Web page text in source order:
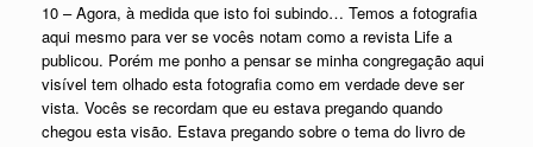
10 – Agora, à medida que isto foi subindo… Temos a fotografia
aqui mesmo para ver se vocês notam como a revista Life a
publicou. Porém me ponho a pensar se minha congregação aqui
visível tem olhado esta fotografia como em verdade deve ser
vista. Vocês se recordam que eu estava pregando quando
chegou esta visão. Estava pregando sobre o tema do livro de